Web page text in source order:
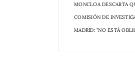
MONCLOA DESCARTA
COMISIÓN DE
MADRID: "NO ESTÁ